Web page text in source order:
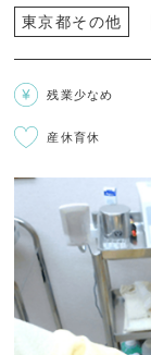
東京都その他
残業少なめ
産休育休